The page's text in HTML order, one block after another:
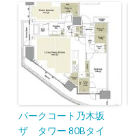
パークコート乃木坂
ザ タワー 80Bタイ